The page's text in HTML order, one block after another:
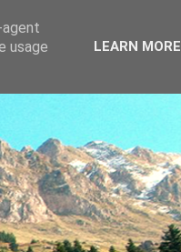
usage
LEARN MORE